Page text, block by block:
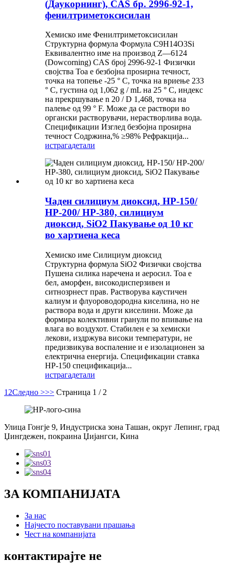
(Даукорнинг), CAS бр. 2996-92-1,
фенилтриметоксисилан
Хемиско име Фенилтриметоксисилан
Структурна формула Формула C9H14O3Si
Еквивалентно име на производ Z—6124
(Dowcorning) CAS број 2996-92-1 Физички
својства Тоа е безбојна проѕирна течност,
точка на топење -25 ° C, точка на вриење 233
° C, густина од 1,062 g / mL на 25 ° C, индекс
на прекршување n 20 / D 1,468, точка на
палење од 99 ° F. Може да се раствори во
органски растворувачи, нерастворлива вода.
Спецификации Изглед безбојна проѕирна
течност Содржина,% ≥98% Рефракција...
истрагадетали
Чаден силициум диоксид, HP-150/
HP-200/ HP-380, силициум
диоксид, SiO2 Пакување од 10 кг
во хартиена кеса
Хемиско име Силициум диоксид
Структурна формула SiO2 Физички својства
Пушена силика наречена и аеросил. Тоа е
бел, аморфен, високодисперзивен и
ситнозрнест прав. Растворува каустичен
калиум и флуороводородна киселина, но не
раствора вода и други киселини. Може да
формира колективни гранули по впивање на
влага во воздухот. Стабилен е за хемиски
лекови, издржува високи температури, не
предизвикува воспаление и е изолационен за
електрична енергија. Спецификации ставка
HP-150 спецификација...
истрагадетали
1 2Следно >>> Страница 1 / 2
Улица Гонгје 9, Индустриска зона Ташан, округ Лепинг, град
Џингдежен, покраина Џијангси, Кина
ЗА КОМПАНИЈАТА
За нас
Најчесто поставувани прашања
Чест на компанијата
контактирајте не